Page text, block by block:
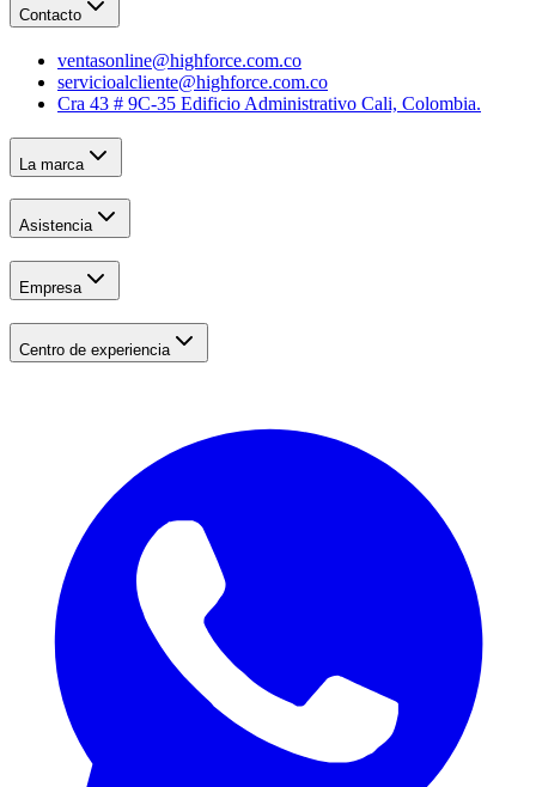
Contacto
ventasonline@highforce.com.co
servicioalcliente@highforce.com.co
Cra 43 # 9C-35 Edificio Administrativo Cali, Colombia.
La marca
Asistencia
Empresa
Centro de experiencia